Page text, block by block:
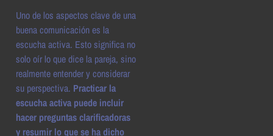
Uno de los aspectos clave de una
buena comunicación es la
escucha activa. Esto significa no
solo oír lo que dice la pareja, sino
realmente entender y considerar
su perspectiva. Practicar la
escucha activa puede incluir
hacer preguntas clarificadoras
y resumir lo que se ha dicho